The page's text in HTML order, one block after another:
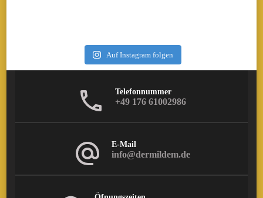
Auf Instagram folgen
Telefonnummer
+49 176 61002986
E-Mail
info@dermildem.de